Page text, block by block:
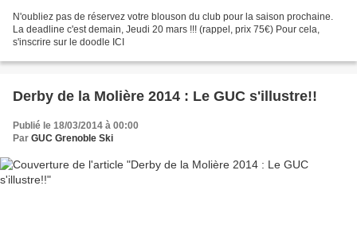
N'oubliez pas de réservez votre blouson du club pour la saison prochaine.
La deadline c'est demain, Jeudi 20 mars !!! (rappel, prix 75€) Pour cela,
s'inscrire sur le doodle ICI
Derby de la Molière 2014 : Le GUC s'illustre!!
Publié le 18/03/2014 à 00:00
Par GUC Grenoble Ski